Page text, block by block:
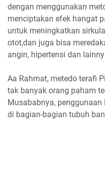
dengan menggunakan
menciptakan efek hangat
untuk meningkatkan
otot,dan juga bisa
angin, hipertensi dan
Aa Rahmat, metedo terafi
tak banyak orang paham
Musababnya,
di bagian-bagian tubuh